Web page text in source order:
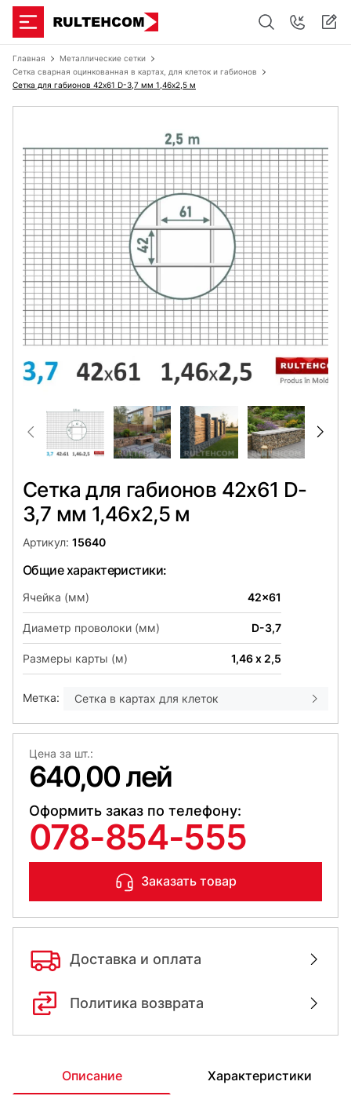
Главная
Металлические сетки
Сетка сварная оцинкованная в картах, для клеток и габионов
Сетка для габионов 42х61 D-3,7 мм 1,46х2,5 м
Сетка для габионов 42х61 D-
3,7 мм 1,46х2,5 м
Артикул: 15640
Общие характеристики:
Ячейка (мм) 42x61
Диаметр проволоки (мм) D-3,7
Размеры карты (м) 1,46 х 2,5
Метка: Сетка в картах для клеток
Цена за шт.:
640,00 лей
Оформить заказ по телефону:
078-854-555
Заказать товар
Доставка и оплата
Политика возврата
Описание Характеристики